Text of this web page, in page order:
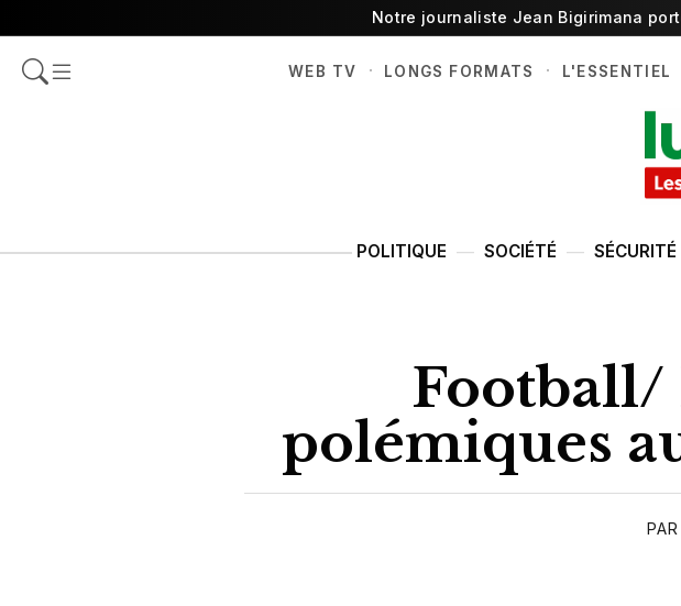
Notre journaliste Jean Bigirimana
WEB TV · LONGS FORMATS · L'ESSENTIEL
POLITIQUE SOCIÉTÉ SÉCURITÉ
Football/
polémiques
PAR